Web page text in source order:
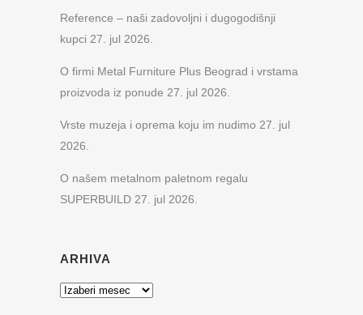
Reference – naši zadovoljni i dugogodišnji
kupci 27. jul 2026.
O firmi Metal Furniture Plus Beograd i vrstama
proizvoda iz ponude 27. jul 2026.
Vrste muzeja i oprema koju im nudimo 27. jul
2026.
O našem metalnom paletnom regalu
SUPERBUILD 27. jul 2026.
ARHIVA
Arhiva